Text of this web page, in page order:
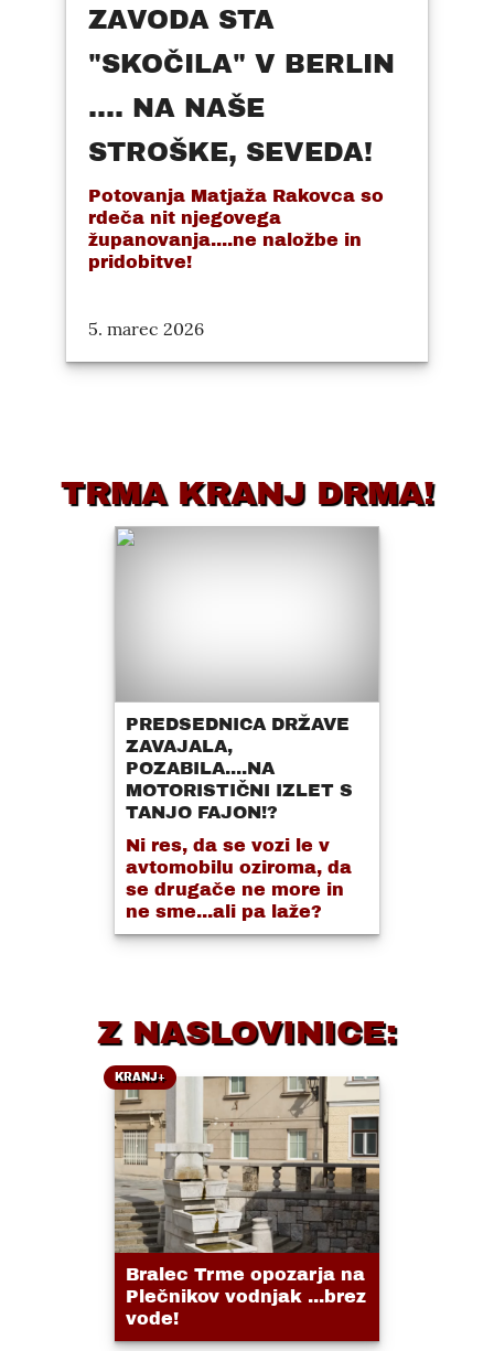
ZAVODA STA
"SKOČILA" V BERLIN
.... NA NAŠE
STROŠKE, SEVEDA!
Potovanja Matjaža Rakovca so
rdeča nit njegovega
županovanja....ne naložbe in
pridobitve!
5. marec 2026
TRMA KRANJ DRMA!
PREDSEDNICA DRŽAVE
ZAVAJALA,
POZABILA....NA
MOTORISTIČNI IZLET S
TANJO FAJON!?
Ni res, da se vozi le v
avtomobilu oziroma, da
se drugače ne more in
ne sme...ali pa laže?
Z NASLOVINICE:
KRANJ+
Bralec Trme opozarja na
Plečnikov vodnjak ...brez
vode!